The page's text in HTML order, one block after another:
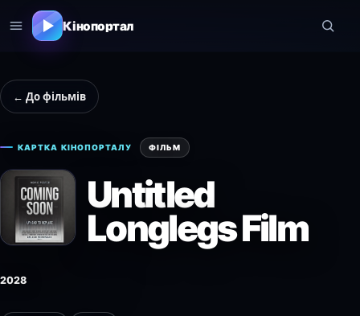
Кінопортал
← До фільмів
КАРТКА КІНОПОРТАЛУ ФІЛЬМ
Untitled
Longlegs Film
2028